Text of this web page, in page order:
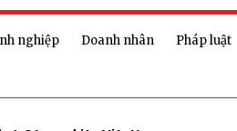
nghiệp Doanh nhân Pháp luật